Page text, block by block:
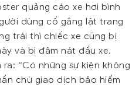
quảng cáo xe hơi bình
dùng cố gắng lật trang
trái thì chiếc xe cũng bị
và bị đâm nát đầu xe.
“Có những sự kiện không
chừ giao dịch bảo hiểm